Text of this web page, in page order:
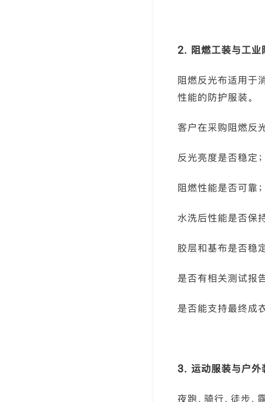
2. 阻燃工装与工业
阻燃反光布适用于
性能的防护服装。
客户在采购阻燃反
反光亮度是否稳定；
阻燃性能是否可靠；
水洗后性能是否保
胶层和基布是否稳
是否有相关测试报
是否能支持最终成
3. 运动服装与户外
夜跑、骑行、徒步